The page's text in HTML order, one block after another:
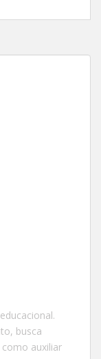
busca
auxiliar